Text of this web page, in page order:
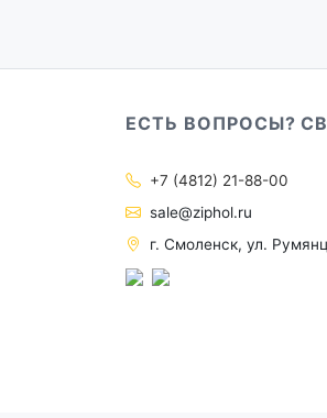
ЕСТЬ ВОПРОСЫ?
+7 (4812) 21-88-00
sale@ziphol.ru
г. Смоленск, ул.